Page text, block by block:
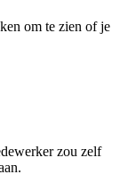
om te zien of je
zou zelf